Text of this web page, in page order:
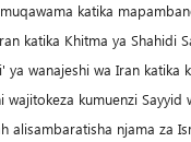
katika
katika Khitma ya Shahidi
wanajeshi wa Iran katika
kumuenzi Sayyid
alisambaratisha njama za